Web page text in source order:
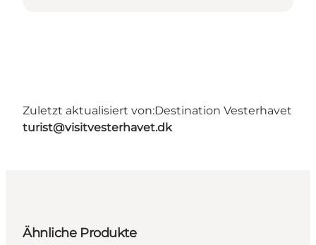
Zuletzt aktualisiert von:Destination Vesterhavet
turist@visitvesterhavet.dk
Ähnliche Produkte